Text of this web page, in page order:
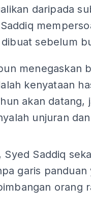
daripada
sebelum
menegaskan
kenyataan
akan datang,
unjuran
Syed Saddiq
garis panduan
orang